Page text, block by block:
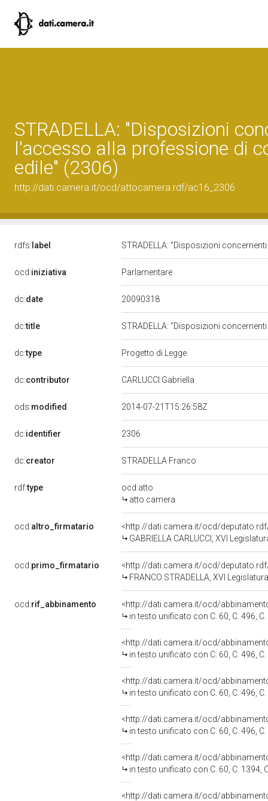
STRADELLA: "Disposizioni
l'accesso alla professione di
edile" (2306)
http://dati.camera.it/ocd/attocamera.rdf/ac16_2306
rdfs: label STRADELLA: "Disposizioni
ocd:iniziativa Parlamentare
dc:date 20090318
dc:title STRADELLA: "Disposizioni
dc:type Progetto di Legge
dc:contributor CARLUCCI Gabriella
ods:modified 2014-07-21T15:26:58Z
dc:identifier 2306
dc:creator STRADELLA Franco
rdf:type
ocd:atto
atto camera
ocd:altro_firmatario
<http://dati.camera.it/ocd/
GABRIELLA CARLUCCI, XVI
ocd:primo_firmatario
<http://dati.camera.it/ocd/
FRANCO STRADELLA, XVI
ocd:rif_abbinamento
<http://dati.camera.it/ocd/
in testo unificato con C. 60, C. 496,
<http://dati.camera.it/ocd/
in testo unificato con C. 60, C. 496,
<http://dati.camera.it/ocd/
in testo unificato con C. 60, C. 496,
<http://dati.camera.it/ocd/
in testo unificato con C. 60, C. 496,
<http://dati.camera.it/ocd/
in testo unificato con C. 60, C. 1394,
<http://dati.camera.it/ocd/